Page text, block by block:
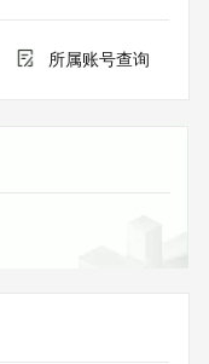
所属账号查询